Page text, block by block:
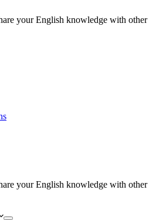
your English knowledge with other
your English knowledge with other